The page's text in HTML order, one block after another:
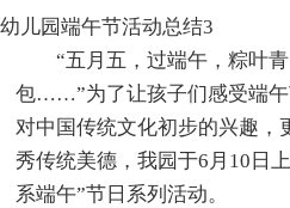
幼儿园端午节活动总结3
“五月五，过端午，粽叶
包……”为了让孩子们感受端
对中国传统文化初步的兴趣，
秀传统美德，我园于6月10日
系端午”节日系列活动。